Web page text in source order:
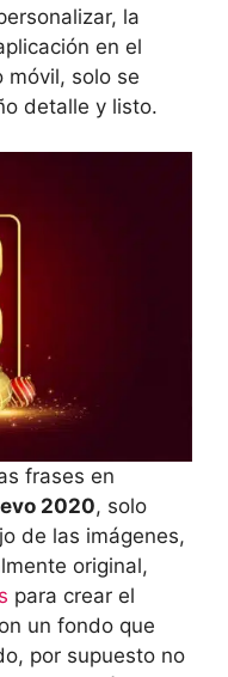
la
en el
móvil, solo se
detalle y listo.
frases en
2020, solo
de las imágenes,
original,
para crear el
un fondo que
por supuesto no